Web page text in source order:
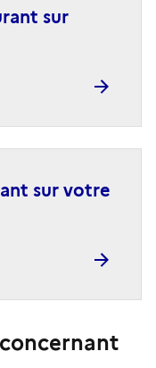
sur
sur votre